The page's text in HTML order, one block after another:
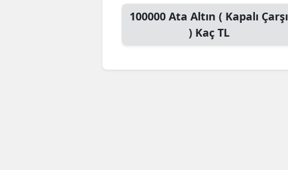
100000Ata Altın ( Kapalı Çarşı
)Kaç TL